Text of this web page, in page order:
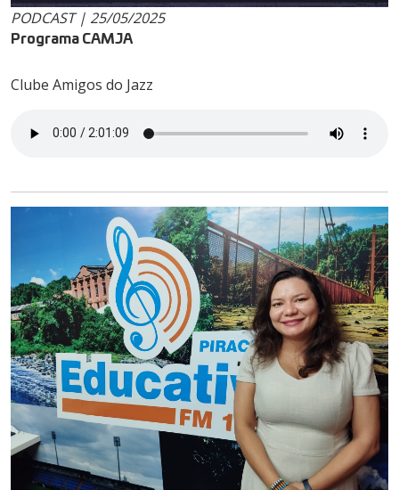
PODCAST | 25/05/2025
Programa CAMJA
Clube Amigos do Jazz